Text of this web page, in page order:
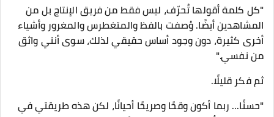
"كل كلمة أقولها تُحرّف، ليس فقط من فريق الإنتاج بل من
المشاهدين أيضًا. وُصفت بالفظ والمتغطرس والمغرور وأشياء
أخرى كثيرة، دون وجود أساس حقيقي لذلك، سوى أنني واثق
من نفسي."
ثم فكر قليلًا.
"حسنًا... ربما أكون وقحًا وصريحًا أحيانًا، لكن هذه طريقتي في